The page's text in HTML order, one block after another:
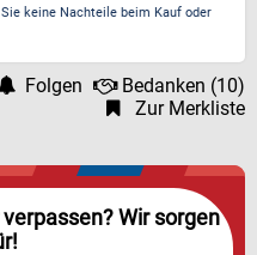
keine Nachteile beim Kauf oder
Folgen Bedanken (10)
Zur Merkliste
Wir sorgen